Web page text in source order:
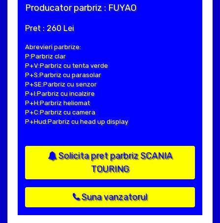
Producator parbriz : FUYAO
Pret : 260 Lei
Abrevieri parbrize:
P:Parbriz clar
P+V:Parbriz cu tenta verde
P+S:Parbriz cu parasolar
P+SE:Parbriz cu senzor
P+I:Parbriz cu incalzire
P+H:Parbriz heliomat
P+C:Parbriz cu camera
P+Hud:Parbriz cu head up display
Solicita pret parbriz SCANIA
TOURING
Suna vanzatorul